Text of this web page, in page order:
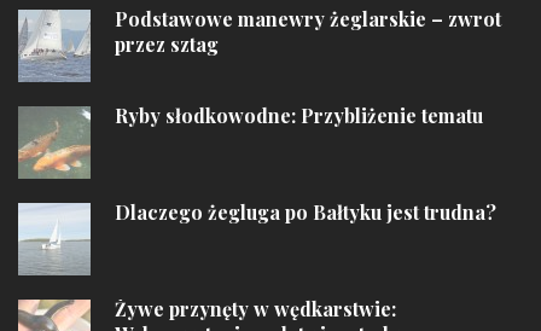
Podstawowe manewry żeglarskie – zwrot
przez sztag
Ryby słodkowodne: Przybliżenie tematu
Dlaczego żegluga po Bałtyku jest trudna?
Żywe przynęty w wędkarstwie: